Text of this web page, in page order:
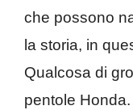
che possono
la storia, in
Qualcosa di
pentole